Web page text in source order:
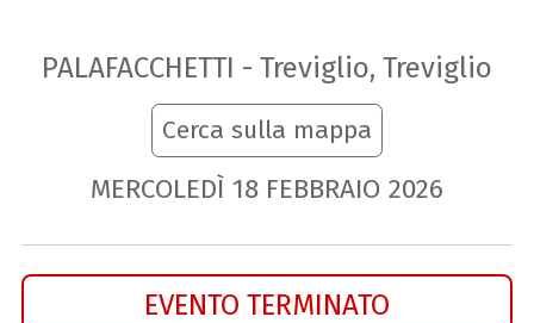
PALAFACCHETTI - Treviglio, Treviglio
Cerca sulla mappa
MERCOLEDÌ 18 FEBBRAIO 2026
EVENTO TERMINATO